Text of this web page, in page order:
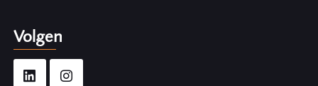
Volgen